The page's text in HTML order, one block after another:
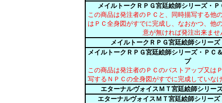
メイルトークＲＰＧ宮廷絵師シリーズ・
この商品は発注者のＰＣと、同時描写する他
はＰＣ全身図がすでに完成し、なおかつ、他
意が無ければ発注出来ませ
メイルトークＲＰＧ宮廷絵師シリー
メイルトークＲＰＧ宮廷絵師シリーズ・ＰＣ
プ
この商品は発注者のＰＣのバストアップ又は
写するＮＰＣの全身図がすでに完成していな
エターナルヴォイスＭＴ宮廷絵師シリー
エターナルヴォイスＭＴ宮廷絵師シリー